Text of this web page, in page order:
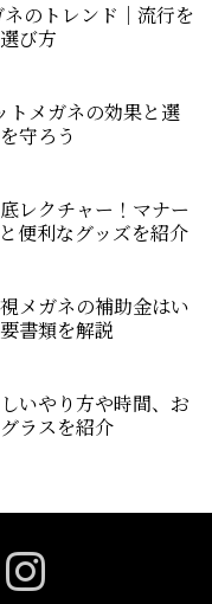
ネのトレンド｜流行を
び方
トメガネの効果と選
守ろう
レクチャー！マナー
便利なグッズを紹介
メガネの補助金はい
書類を解説
いやり方や時間、お
ラスを紹介